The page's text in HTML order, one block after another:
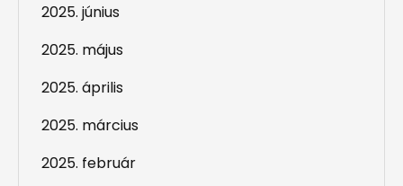
2025. június
2025. május
2025. április
2025. március
2025. február